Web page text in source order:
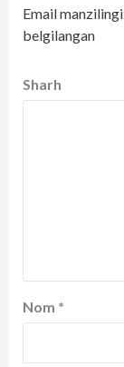
Email
belgilangan
Sharh
Nom *